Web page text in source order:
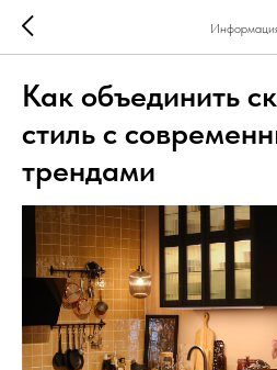
Как объединить
стиль с
трендами